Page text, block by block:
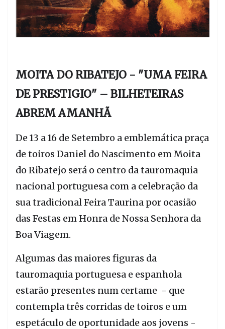
MOITA DO RIBATEJO - "UMA FEIRA
DE PRESTIGIO" – BILHETEIRAS
ABREM AMANHÃ
De 13 a 16 de Setembro a emblemática praça
de toiros Daniel do Nascimento em Moita
do Ribatejo será o centro da tauromaquia
nacional portuguesa com a celebração da
sua tradicional Feira Taurina por ocasião
das Festas em Honra de Nossa Senhora da
Boa Viagem.
Algumas das maiores figuras da
tauromaquia portuguesa e espanhola
estarão presentes num certame - que
contempla três corridas de toiros e um
espetáculo de oportunidade aos jovens -